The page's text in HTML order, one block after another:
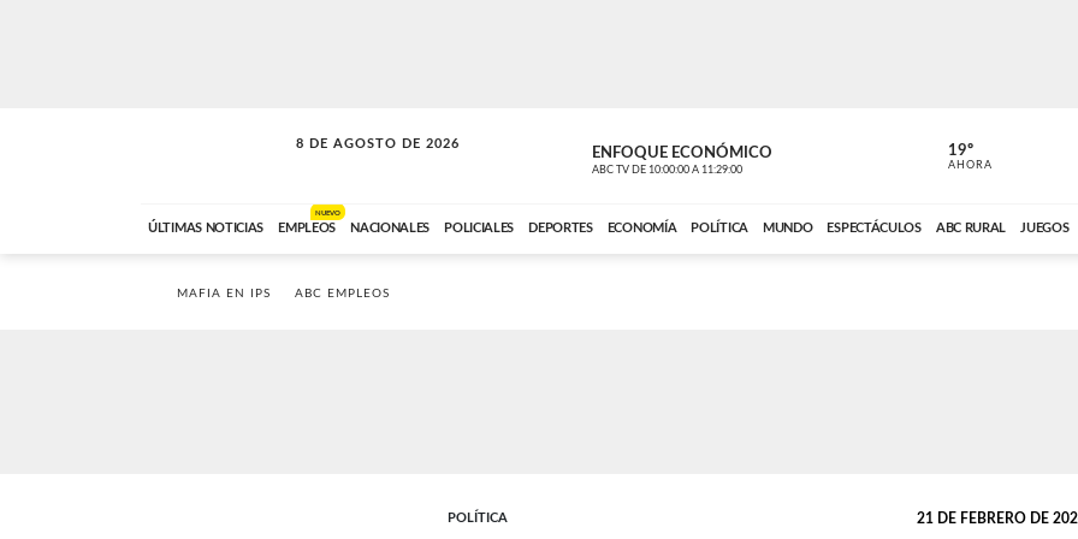
8 DE AGOSTO DE 2026
CONEXIÓN ROMANCE ENFOQUE ECONÓMICO
ABC TV DE 10:00:00 A 11:29:00 ABC CARDINAL
19º
AHORA
ÚLTIMAS NOTICIAS EMPLEOS
NUEVO
NACIONALES POLICIALES DEPORTES ECONOMÍA POLÍTICA MUNDO ESPECTÁCULOS ABC RURAL JUEGOS
MAFIA EN IPS ABC EMPLEOS
POLÍTICA 21 DE FEBRERO DE